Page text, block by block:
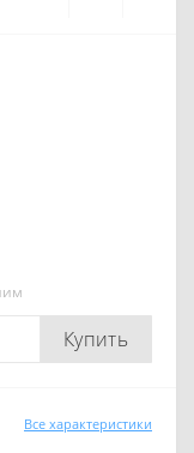
Купить
Все характеристики